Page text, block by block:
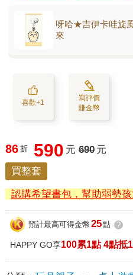
呀哈★吉伊卡哇旋
來
喜歡+1
寫評價
賺金幣
86 折 590 元 690 元
買整套
認購希望書包，幫助弱勢孩
預計最高可得金幣 25點 ?
HAPPY GO享100累1點 4點抵